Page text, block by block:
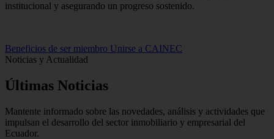
institucional y asegurando un progreso sostenido.
Beneficios de ser miembro Unirse a CAINEC
Noticias y Actualidad
Últimas Noticias
Mantente informado sobre las novedades, análisis y actividades que
impulsan el desarrollo del sector inmobiliario y empresarial del
Ecuador.